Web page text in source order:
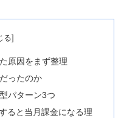
原因をまず整理
ったのか
パターン3つ
ると当月課金になる理